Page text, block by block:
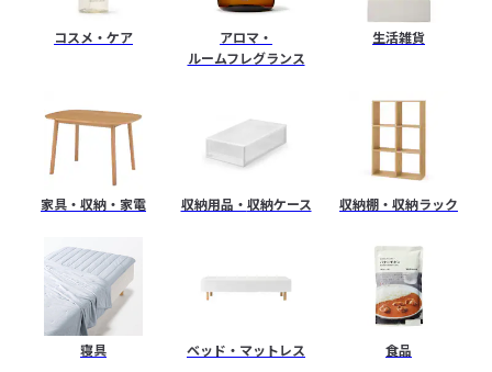
コスメ・ケア
アロマ・
ルームフレグランス
生活雑貨
家具・収納・家電 収納用品・ 収納ケース 収納棚・ 収納ラック
寝具 ベッド・ マットレス 食品